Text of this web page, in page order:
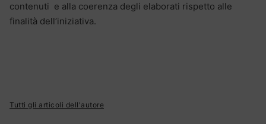
contenuti e alla coerenza degli elaborati rispetto alle
finalità dell’iniziativa.
Tutti gli articoli dell'autore